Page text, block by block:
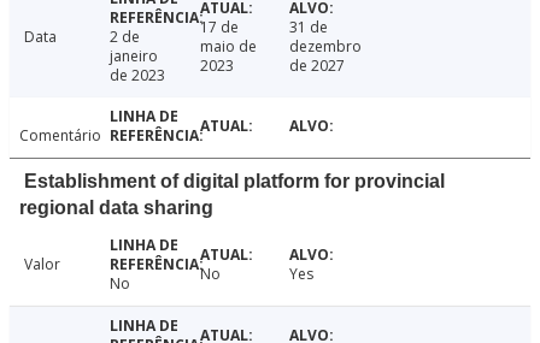
Data
2 de
janeiro
de 2023
17 de
maio de
2023
31 de
dezembro
de 2027
Comentário
Establishment of digital platform for provincial
regional data sharing
Valor
No
No Yes